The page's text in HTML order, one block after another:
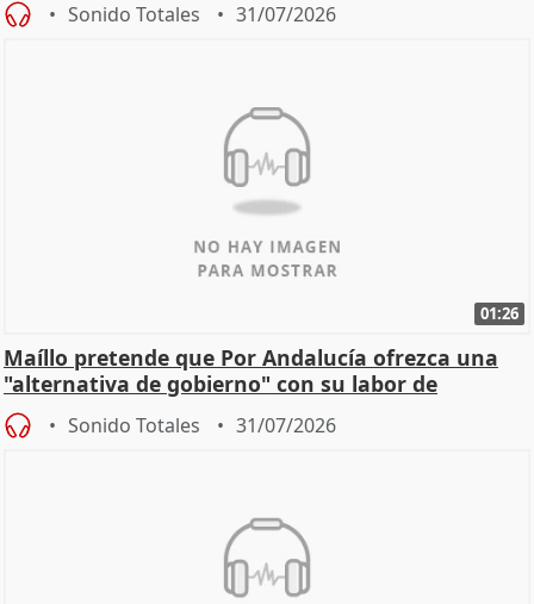
Sonido Totales 31/07/2026
01:26
Maíllo pretende que Por Andalucía ofrezca una
"alternativa de gobierno" con su labor de
oposición
Sonido Totales 31/07/2026